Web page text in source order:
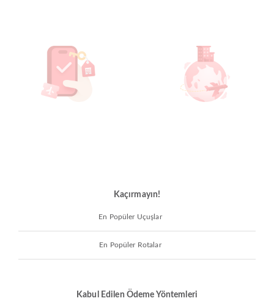
Kaçırmayın!
En Popüler Uçuşlar
En Popüler Rotalar
Kabul Edilen Ödeme Yöntemleri